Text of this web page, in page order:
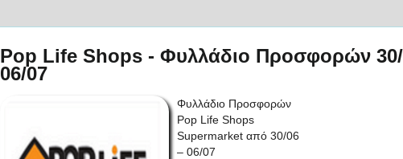
Pop Life Shops - Φυλλάδιο Προσφορών
06/07
Φυλλάδιο Προσφορών
Pop Life Shops
Supermarket από 30/06
– 06/07